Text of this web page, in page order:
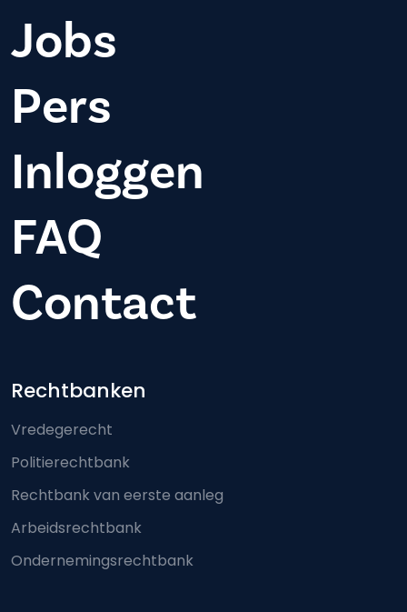
Jobs
Pers
Inloggen
FAQ
Contact
Footer-menu
Rechtbanken
Vredegerecht
Politierechtbank
Rechtbank van eerste aanleg
Arbeidsrechtbank
Ondernemingsrechtbank